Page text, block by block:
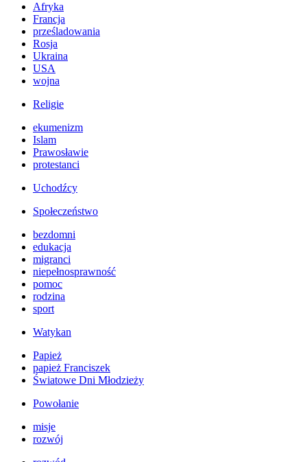
Afryka
Francja
prześladowania
Rosja
Ukraina
USA
wojna
Religie
ekumenizm
Islam
Prawosławie
protestanci
Uchodźcy
Społeczeństwo
bezdomni
edukacja
migranci
niepełnosprawność
pomoc
rodzina
sport
Watykan
Papież
papież Franciszek
Światowe Dni Młodzieży
Powołanie
misje
rozwój